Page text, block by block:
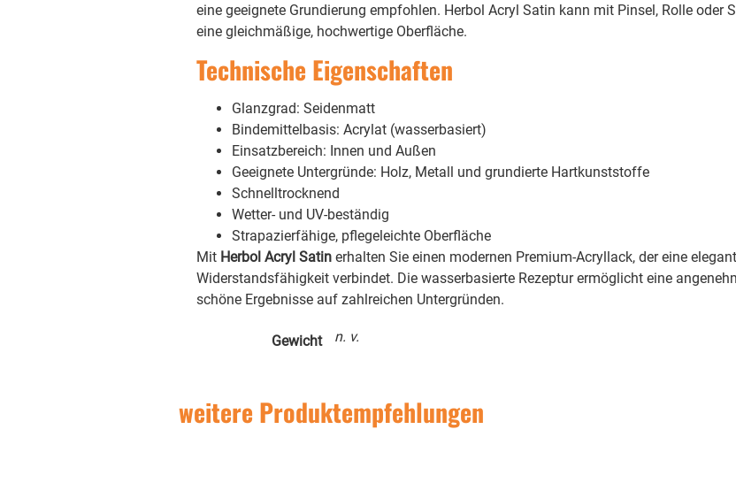
eine geeignete Grundierung empfohlen. Herbol Acryl Satin kann mit Pinsel, Rolle oder
eine gleichmäßige, hochwertige Oberfläche.
Technische Eigenschaften
Glanzgrad: Seidenmatt
Bindemittelbasis: Acrylat (wasserbasiert)
Einsatzbereich: Innen und Außen
Geeignete Untergründe: Holz, Metall und grundierte Hartkunststoffe
Schnelltrocknend
Wetter- und UV-beständig
Strapazierfähige, pflegeleichte Oberfläche
Mit Herbol Acryl Satinerhalten Sie einen modernen Premium-Acryllack, der eine
Widerstandsfähigkeit verbindet. Die wasserbasierte Rezeptur ermöglicht eine
schöne Ergebnisse auf zahlreichen Untergründen.
Gewicht n. v.
weitere Produktempfehlungen